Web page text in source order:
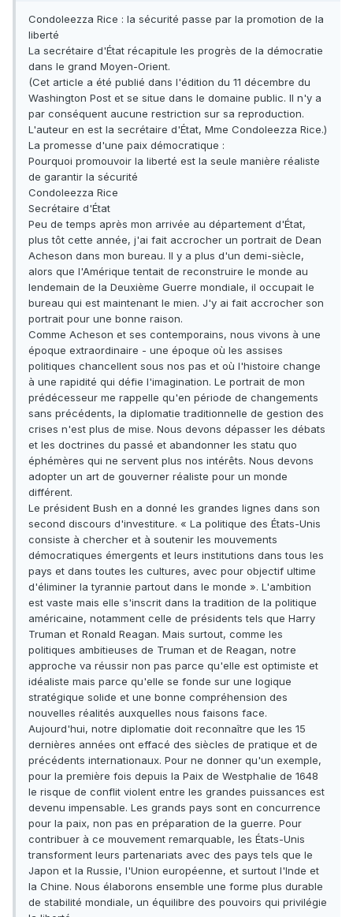
Condoleezza Rice : la sécurité passe par la promotion de la
liberté
La secrétaire d'État récapitule les progrès de la démocratie
dans le grand Moyen-Orient.
(Cet article a été publié dans l'édition du 11 décembre du
Washington Post et se situe dans le domaine public. Il n'y a
par conséquent aucune restriction sur sa reproduction.
L'auteur en est la secrétaire d'État, Mme Condoleezza Rice.)
La promesse d'une paix démocratique :
Pourquoi promouvoir la liberté est la seule manière réaliste
de garantir la sécurité
Condoleezza Rice
Secrétaire d'État
Peu de temps après mon arrivée au département d'État,
plus tôt cette année, j'ai fait accrocher un portrait de Dean
Acheson dans mon bureau. Il y a plus d'un demi-siècle,
alors que l'Amérique tentait de reconstruire le monde au
lendemain de la Deuxième Guerre mondiale, il occupait le
bureau qui est maintenant le mien. J'y ai fait accrocher son
portrait pour une bonne raison.
Comme Acheson et ses contemporains, nous vivons à une
époque extraordinaire - une époque où les assises
politiques chancellent sous nos pas et où l'histoire change
à une rapidité qui défie l'imagination. Le portrait de mon
prédécesseur me rappelle qu'en période de changements
sans précédents, la diplomatie traditionnelle de gestion des
crises n'est plus de mise. Nous devons dépasser les débats
et les doctrines du passé et abandonner les statu quo
éphémères qui ne servent plus nos intérêts. Nous devons
adopter un art de gouverner réaliste pour un monde
différent.
Le président Bush en a donné les grandes lignes dans son
second discours d'investiture. « La politique des États-Unis
consiste à chercher et à soutenir les mouvements
démocratiques émergents et leurs institutions dans tous les
pays et dans toutes les cultures, avec pour objectif ultime
d'éliminer la tyrannie partout dans le monde ». L'ambition
est vaste mais elle s'inscrit dans la tradition de la politique
américaine, notamment celle de présidents tels que Harry
Truman et Ronald Reagan. Mais surtout, comme les
politiques ambitieuses de Truman et de Reagan, notre
approche va réussir non pas parce qu'elle est optimiste et
idéaliste mais parce qu'elle se fonde sur une logique
stratégique solide et une bonne compréhension des
nouvelles réalités auxquelles nous faisons face.
Aujourd'hui, notre diplomatie doit reconnaître que les 15
dernières années ont effacé des siècles de pratique et de
précédents internationaux. Pour ne donner qu'un exemple,
pour la première fois depuis la Paix de Westphalie de 1648
le risque de conflit violent entre les grandes puissances est
devenu impensable. Les grands pays sont en concurrence
pour la paix, non pas en préparation de la guerre. Pour
contribuer à ce mouvement remarquable, les États-Unis
transforment leurs partenariats avec des pays tels que le
Japon et la Russie, l'Union européenne, et surtout l'Inde et
la Chine. Nous élaborons ensemble une forme plus durable
de stabilité mondiale, un équilibre des pouvoirs qui privilégie